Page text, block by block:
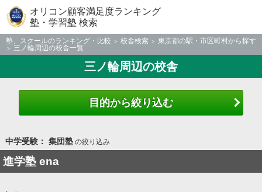
オリコン顧客満足度ランキング
塾・学習塾 検索
塾、スクールのランキング・比較 校舎検索
東京都の駅・市区町村から探す
三ノ輪周辺の校舎一覧
三ノ輪周辺の校舎
目的から絞り込む
中学受験： 集団塾の絞り込み
進学塾 ena